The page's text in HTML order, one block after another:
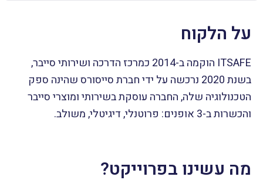
על הלקוח
ITSAFE הוקמה ב-2014 כמרכז הדרכה ושירותי סייבר,
בשנת 2020 נרכשה על ידי חברת סייסורס שהינה ספק
הטכנולוגיה שלה, החברה עוסקת בשירותי ומוצרי סייבר
והכשרות ב-3 אופנים:
פרוטנלי, דיגיטלי, משולב.
מה עשינו בפרוייקט?